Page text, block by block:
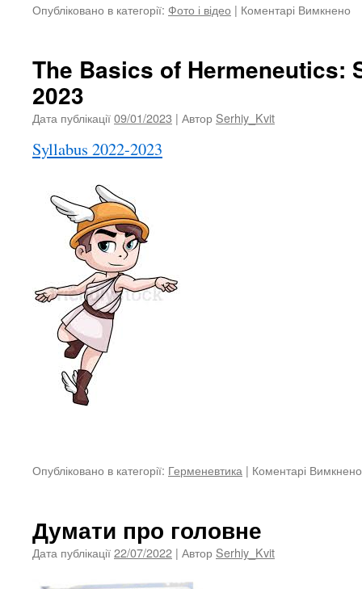
Опубліковано в категорії: Фото і відео | Коментарі Вимкнено
The Basics of Hermeneutics:
2023
Дата публікації09/01/2023 | Автор Serhiy_Kvit
Syllabus 2022-2023
Опубліковано в категорії: Герменевтика | Коментарі Вимкнено
Думати про головне
Дата публікації22/07/2022 | Автор Serhiy_Kvit